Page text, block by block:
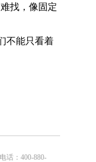
找，像固定
不能只看着
话：400-880-